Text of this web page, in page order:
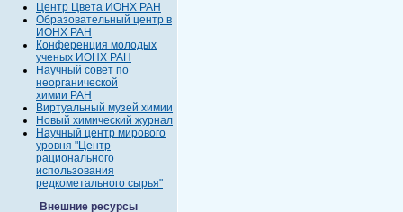
Центр Цвета ИОНХ РАН
Образовательный центр в
ИОНХ РАН
Конференция молодых
ученых ИОНХ РАН
Научный совет по
неорганической
химии РАН
Виртуальный музей химии
Новый химический журнал
Научный центр мирового
уровня "Центр
рационального
использования
редкометального сырья"
Внешние ресурсы